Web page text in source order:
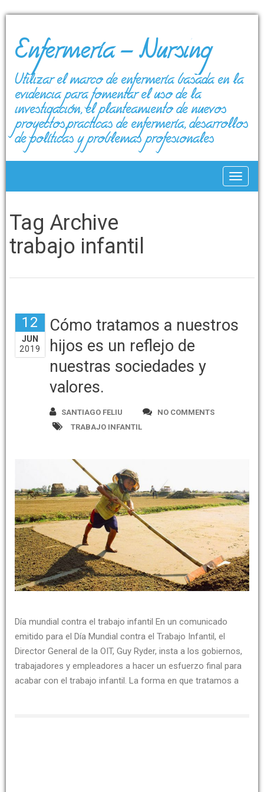
Enfermería – Nursing
Utilizar el marco de enfermería basada en la
evidencia para fomentar el uso de la
investigación, el planteamiento de nuevos
proyectos,prácticas de enfermería, desarrollos
de políticas y problemas profesionales
Tag Archive
trabajo infantil
12
JUN
2019
Cómo tratamos a nuestros
hijos es un reflejo de
nuestras sociedades y
valores.
SANTIAGO FELIU
NO COMMENTS
TRABAJO INFANTIL
Día mundial contra el trabajo infantil En un comunicado
emitido para el Día Mundial contra el Trabajo Infantil, el
Director General de la OIT, Guy Ryder, insta a los gobiernos,
trabajadores y empleadores a hacer un esfuerzo final para
acabar con el trabajo infantil. La forma en que tratamos a